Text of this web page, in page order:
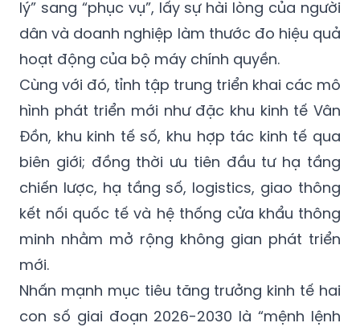
lý” sang “phục vụ”, lấy sự hài lòng của người
dân và doanh nghiệp làm thước đo hiệu quả
hoạt động của bộ máy chính quyền.
Cùng với đó, tỉnh tập trung triển khai các mô
hình phát triển mới như đặc khu kinh tế Vân
Đồn, khu kinh tế số, khu hợp tác kinh tế qua
biên giới; đồng thời ưu tiên đầu tư hạ tầng
chiến lược, hạ tầng số, logistics, giao thông
kết nối quốc tế và hệ thống cửa khẩu thông
minh nhằm mở rộng không gian phát triển
mới.
Nhấn mạnh mục tiêu tăng trưởng kinh tế hai
con số giai đoạn 2026-2030 là “mệnh lệnh